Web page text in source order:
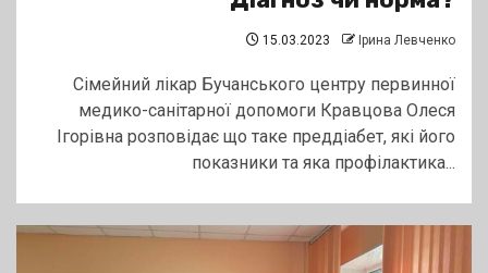
15.03.2023 Ірина Левченко
Сімейний лікар Бучанського центру первинної
медико-санітарної допомоги Кравцова Олеся
Ігорівна розповідає що таке преддіабет, які його
показники та яка профілактика...